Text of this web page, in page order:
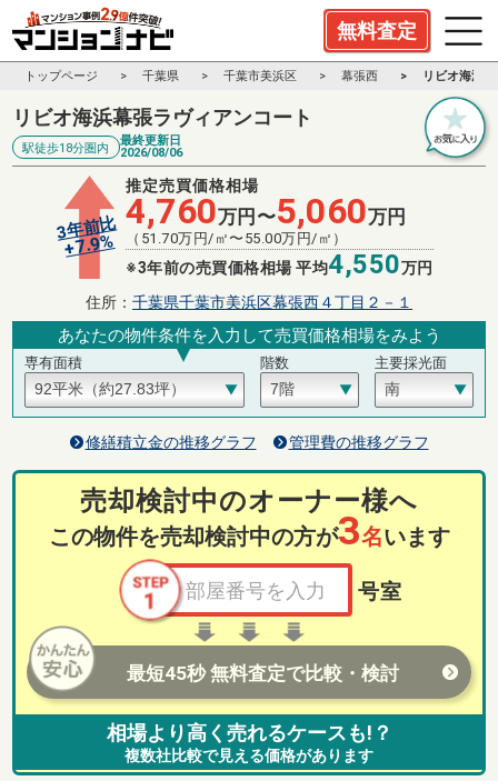
無料査定
トップページ 千葉県 千葉市美浜区 幕張西 リビオ海浜
リビオ海浜幕張ラヴィアンコート
駅徒歩18分圏内
最終更新日
2026/08/06
3年前比
+7.9%
推定売買価格相場
4,760万円〜5,060万円
（ 51.70万円/㎡〜 55.00万円/㎡）
※3年前の売買価格相場 平均4,550万円
住所： 千葉県千葉市美浜区幕張西４丁目２－１
あなたの物件条件を入力して売買価格相場をみよう
専有面積 階数 主要採光面
修繕積立金の推移グラフ 管理費の推移グラフ
売却検討中のオーナー様へ
この物件を売却検討中の方が3名います
号室
最短45秒 無料査定で比較・検討
相場より高く売れるケースも!？
複数社比較で見える価格があります